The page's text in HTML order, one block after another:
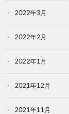
2022年3月
2022年2月
2022年1月
2021年12月
2021年11月